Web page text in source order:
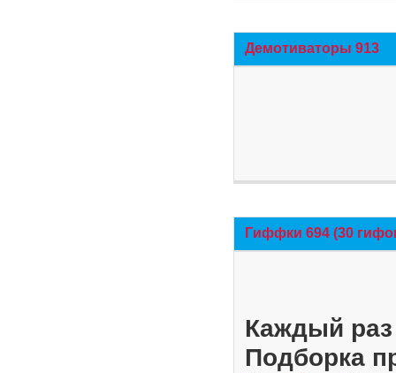
Демотиваторы 913
Гиффки 694 (30
Каждый
Подборка